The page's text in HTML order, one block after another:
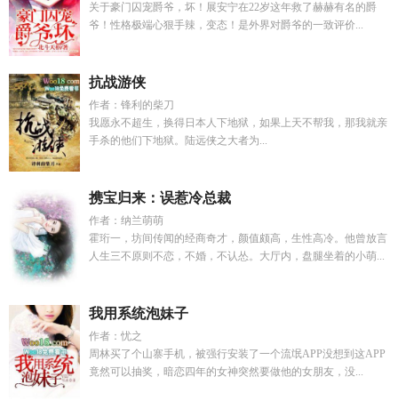
关于豪门囚宠爵爷，坏！展安宁在22岁这年救了赫赫有名的爵
爷！性格极端心狠手辣，变态！是外界对爵爷的一致评价...
抗战游侠
作者：锋利的柴刀
我愿永不超生，换得日本人下地狱，如果上天不帮我，那我就亲
手杀的他们下地狱。陆远侠之大者为...
携宝归来：误惹冷总裁
作者：纳兰萌萌
霍珩一，坊间传闻的经商奇才，颜值颇高，生性高冷。他曾放言
人生三不原则不恋，不婚，不认怂。大厅内，盘腿坐着的小萌...
我用系统泡妹子
作者：忧之
周林买了个山寨手机，被强行安装了一个流氓APP没想到这APP
竟然可以抽奖，暗恋四年的女神突然要做他的女朋友，没...